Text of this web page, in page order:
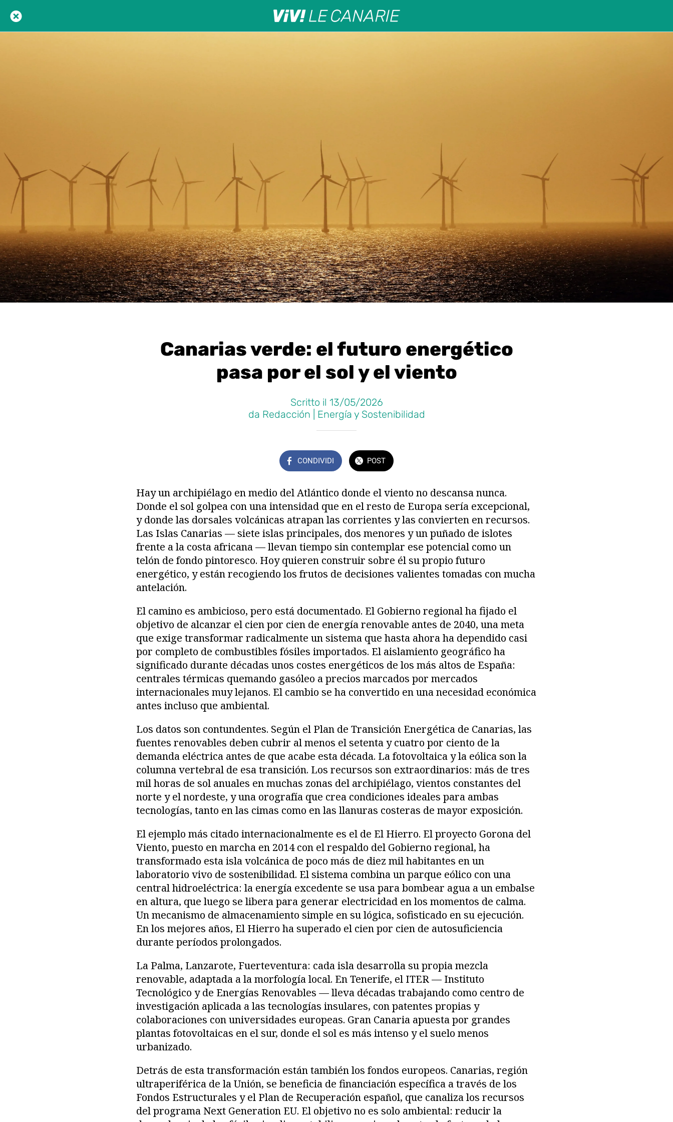
Canarias verde: el futuro energético
pasa por el sol y el viento
Scritto il 13/05/2026
da Redacción | Energía y Sostenibilidad
CONDIVIDI POST
Hay un archipiélago en medio del Atlántico donde el viento no descansa nunca.
Donde el sol golpea con una intensidad que en el resto de Europa sería excepcional,
y donde las dorsales volcánicas atrapan las corrientes y las convierten en recursos.
Las Islas Canarias — siete islas principales, dos menores y un puñado de islotes
frente a la costa africana — llevan tiempo sin contemplar ese potencial como un
telón de fondo pintoresco. Hoy quieren construir sobre él su propio futuro
energético, y están recogiendo los frutos de decisiones valientes tomadas con mucha
antelación.
El camino es ambicioso, pero está documentado. El Gobierno regional ha fijado el
objetivo de alcanzar el cien por cien de energía renovable antes de 2040, una meta
que exige transformar radicalmente un sistema que hasta ahora ha dependido casi
por completo de combustibles fósiles importados. El aislamiento geográfico ha
significado durante décadas unos costes energéticos de los más altos de España:
centrales térmicas quemando gasóleo a precios marcados por mercados
internacionales muy lejanos. El cambio se ha convertido en una necesidad económica
antes incluso que ambiental.
Los datos son contundentes. Según el Plan de Transición Energética de Canarias, las
fuentes renovables deben cubrir al menos el setenta y cuatro por ciento de la
demanda eléctrica antes de que acabe esta década. La fotovoltaica y la eólica son la
columna vertebral de esa transición. Los recursos son extraordinarios: más de tres
mil horas de sol anuales en muchas zonas del archipiélago, vientos constantes del
norte y el nordeste, y una orografía que crea condiciones ideales para ambas
tecnologías, tanto en las cimas como en las llanuras costeras de mayor exposición.
El ejemplo más citado internacionalmente es el de El Hierro. El proyecto Gorona del
Viento, puesto en marcha en 2014 con el respaldo del Gobierno regional, ha
transformado esta isla volcánica de poco más de diez mil habitantes en un
laboratorio vivo de sostenibilidad. El sistema combina un parque eólico con una
central hidroeléctrica: la energía excedente se usa para bombear agua a un embalse
en altura, que luego se libera para generar electricidad en los momentos de calma.
Un mecanismo de almacenamiento simple en su lógica, sofisticado en su ejecución.
En los mejores años, El Hierro ha superado el cien por cien de autosuficiencia
durante períodos prolongados.
La Palma, Lanzarote, Fuerteventura: cada isla desarrolla su propia mezcla
renovable, adaptada a la morfología local. En Tenerife, el ITER — Instituto
Tecnológico y de Energías Renovables — lleva décadas trabajando como centro de
investigación aplicada a las tecnologías insulares, con patentes propias y
colaboraciones con universidades europeas. Gran Canaria apuesta por grandes
plantas fotovoltaicas en el sur, donde el sol es más intenso y el suelo menos
urbanizado.
Detrás de esta transformación están también los fondos europeos. Canarias, región
ultraperiférica de la Unión, se beneficia de financiación específica a través de los
Fondos Estructurales y el Plan de Recuperación español, que canaliza los recursos
del programa Next Generation EU. El objetivo no es solo ambiental: reducir la